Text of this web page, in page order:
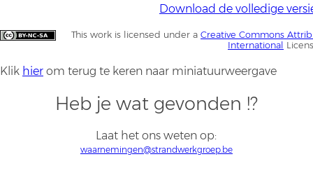
Download de volledige
This work is licensed under a Creative Commons
International
Klik hier om terug te keren naar miniatuurweergave
Heb je wat gevonden !?
Laat het ons weten op:
waarnemingen@strandwerkgroep.be